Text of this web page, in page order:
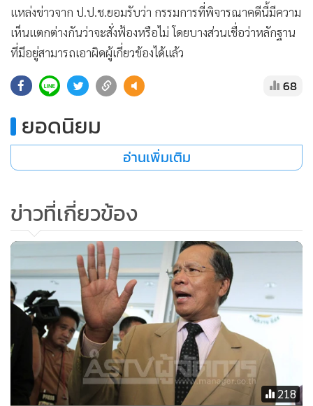
• Gotomanager
แหล่งข่าวจาก ป.ป.ช.ยอมรับว่า กรรมการที่พิจารณาคดีนี้มีความ
เห็นแตกต่างกันว่าจะสั่งฟ้องหรือไม่ โดยบางส่วนเชื่อว่าหลักฐาน
ที่มีอยู่สามารถเอาผิดผู้เกี่ยวข้องได้แล้ว
68
ยอดนิยม
อ่านเพิ่มเติม
ข่าวที่เกี่ยวข้อง
218